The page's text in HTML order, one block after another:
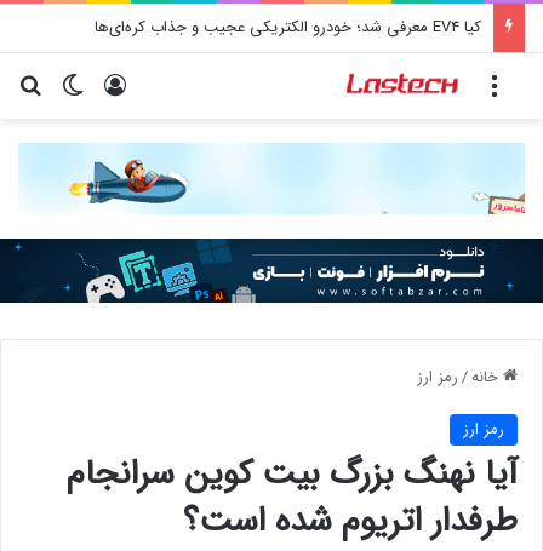
کیا EV4 معرفی شد؛ خودرو الکتریکی عجیب و جذاب کره‌ای‌ها
تغییر ورود
خانه/رمز ارز
رمز ارز
آیا نهنگ بزرگ بیت کوین سرانجام
طرفدار اتریوم شده است؟